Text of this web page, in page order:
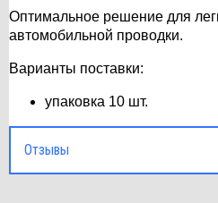
Оптимальное решение для
автомобильной проводки.
Варианты поставки:
упаковка 10 шт.
Отзывы